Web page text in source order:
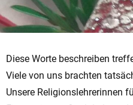
Diese Worte beschreiben
Viele von uns brachten
Unsere Religionslehrerinnen